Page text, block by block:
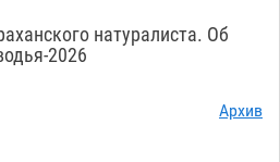
натуралиста. Об
2026
Архив